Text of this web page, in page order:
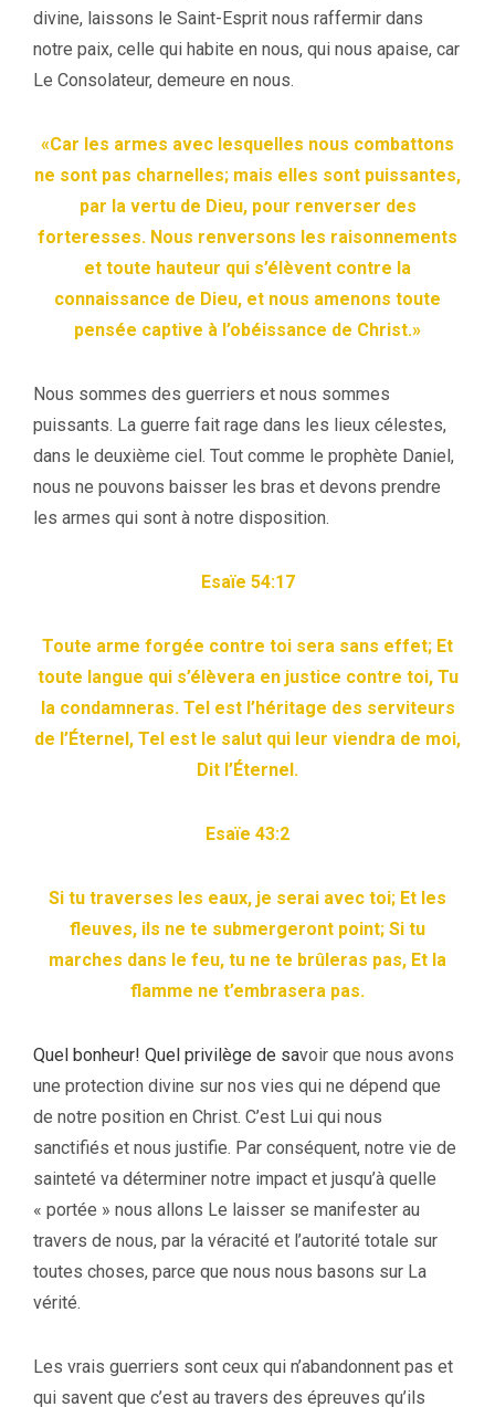
divine, laissons le Saint-Esprit nous raffermir dans
notre paix, celle qui habite en nous, qui nous apaise, car
Le Consolateur, demeure en nous.
«Car les armes avec lesquelles nous combattons
ne sont pas charnelles; mais elles sont puissantes,
par la vertu de Dieu, pour renverser des
forteresses. Nous renversons les raisonnements
et toute hauteur qui s’élèvent contre la
connaissance de Dieu, et nous amenons toute
pensée captive à l’obéissance de Christ.»
Nous sommes des guerriers et nous sommes
puissants. La guerre fait rage dans les lieux célestes,
dans le deuxième ciel. Tout comme le prophète Daniel,
nous ne pouvons baisser les bras et devons prendre
les armes qui sont à notre disposition.
Esaïe 54:17
Toute arme forgée contre toi sera sans effet; Et
toute langue qui s’élèvera en justice contre toi, Tu
la condamneras. Tel est l’héritage des serviteurs
de l’Éternel, Tel est le salut qui leur viendra de moi,
Dit l’Éternel.
Esaïe 43:2
Si tu traverses les eaux, je serai avec toi; Et les
fleuves, ils ne te submergeront point; Si tu
marches dans le feu, tu ne te brûleras pas, Et la
flamme ne t’embrasera pas.
Quel bonheur! Quel privilège de savoir que nous avons
une protection divine sur nos vies qui ne dépend que
de notre position en Christ. C’est Lui qui nous
sanctifiés et nous justifie. Par conséquent, notre vie de
sainteté va déterminer notre impact et jusqu’à quelle
« portée » nous allons Le laisser se manifester au
travers de nous, par la véracité et l’autorité totale sur
toutes choses, parce que nous nous basons sur La
vérité.
Les vrais guerriers sont ceux qui n’abandonnent pas et
qui savent que c’est au travers des épreuves qu’ils